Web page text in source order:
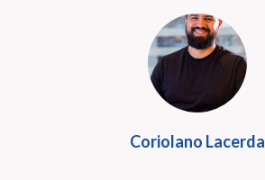
Coriolano Lacerda